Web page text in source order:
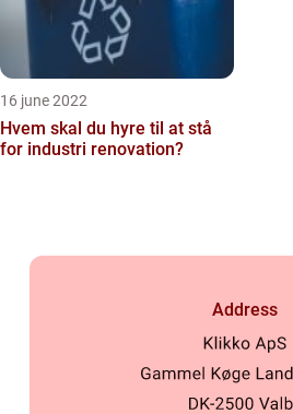
16 june 2022
Hvem skal du hyre til at stå
for industri renovation?
Address